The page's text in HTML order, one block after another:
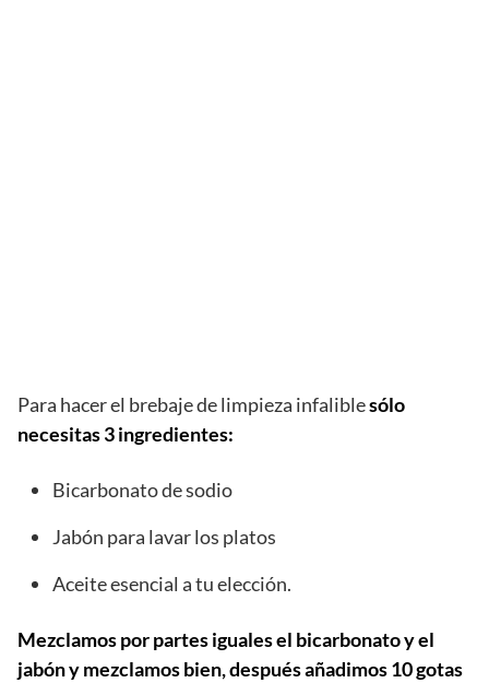
Para hacer el brebaje de limpieza infaliblesólo
necesitas 3 ingredientes:
Bicarbonato de sodio
Jabón para lavar los platos
Aceite esencial a tu elección.
Mezclamos por partes iguales el bicarbonato y el
jabón y mezclamos bien, después añadimos 10 gotas